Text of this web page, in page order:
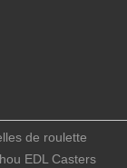
de roulette
EDL Casters